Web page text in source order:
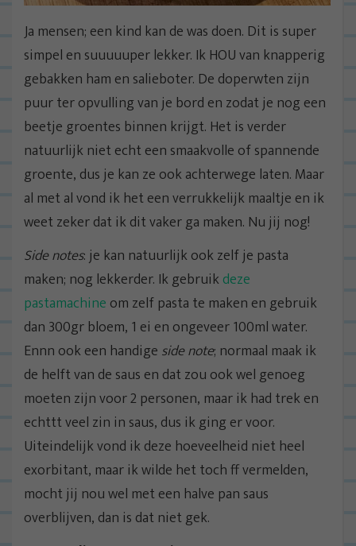
Ja mensen; een kind kan de was doen. Dit is super
simpel en suuuuuper lekker. Ik HOU van knapperig
gebakken ham en salieboter. De doperwten zijn
puur ter opvulling van je bord en zodat je nog een
beetje groentes binnen krijgt. Het is verder
natuurlijk niet echt een smaakvolle of spannende
groente, dus je kan ze ook achterwege laten. Maar
al met al vond ik het een verrukkelijk maaltje en ik
weet zeker dat ik dit vaker ga maken. Nu jij nog!
Side notes: je kan natuurlijk ook zelf je pasta
maken; nog lekkerder. Ik gebruik deze
pastamachine om zelf pasta te maken en gebruik
dan 300gr bloem, 1 ei en ongeveer 100ml water.
Ennn ook een handige side note; normaal maak ik
de helft van de saus en dat zou ook wel genoeg
moeten zijn voor 2 personen, maar ik had trek en
echttt veel zin in saus, dus ik ging er voor.
Uiteindelijk vond ik deze hoeveelheid niet heel
exorbitant, maar ik wilde het toch ff vermelden,
mocht jij nou wel met een halve pan saus
overblijven, dan is dat niet gek.